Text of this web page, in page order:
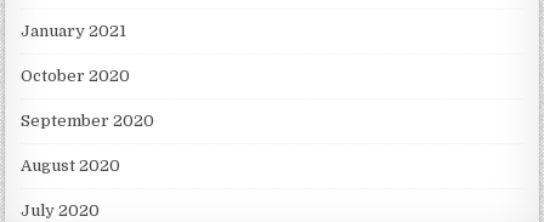
January 2021
October 2020
September 2020
August 2020
July 2020